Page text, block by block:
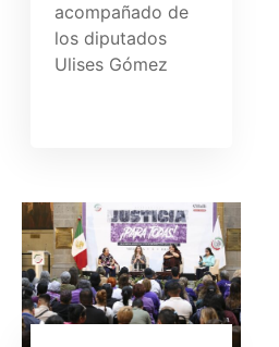
acompañado de
los diputados
Ulises Gómez